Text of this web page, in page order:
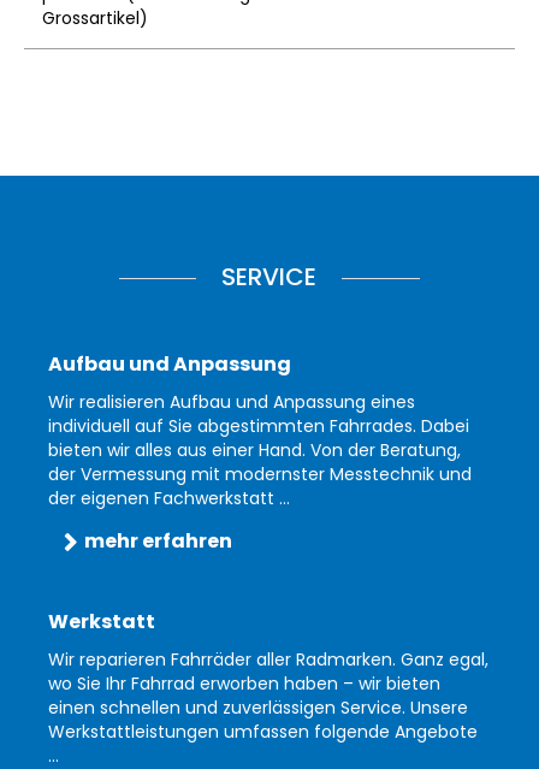
Grossartikel)
SERVICE
Aufbau und Anpassung
Wir realisieren Aufbau und Anpassung eines
individuell auf Sie abgestimmten Fahrrades. Dabei
bieten wir alles aus einer Hand. Von der Beratung,
der Vermessung mit modernster Messtechnik und
der eigenen Fachwerkstatt ...
mehr erfahren
Werkstatt
Wir reparieren Fahrräder aller Radmarken. Ganz egal,
wo Sie Ihr Fahrrad erworben haben – wir bieten
einen schnellen und zuverlässigen Service. Unsere
Werkstattleistungen umfassen folgende Angebote
...